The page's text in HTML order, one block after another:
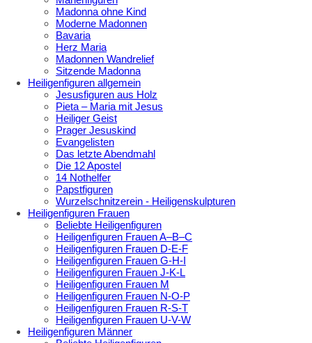
Madonna ohne Kind
Moderne Madonnen
Bavaria
Herz Maria
Madonnen Wandrelief
Sitzende Madonna
Heiligenfiguren allgemein
Jesusfiguren aus Holz
Pieta – Maria mit Jesus
Heiliger Geist
Prager Jesuskind
Evangelisten
Das letzte Abendmahl
Die 12 Apostel
14 Nothelfer
Papstfiguren
Wurzelschnitzerein - Heiligenskulpturen
Heiligenfiguren Frauen
Beliebte Heiligenfiguren
Heiligenfiguren Frauen A–B–C
Heiligenfiguren Frauen D-E-F
Heiligenfiguren Frauen G-H-I
Heiligenfiguren Frauen J-K-L
Heiligenfiguren Frauen M
Heiligenfiguren Frauen N-O-P
Heiligenfiguren Frauen R-S-T
Heiligenfiguren Frauen U-V-W
Heiligenfiguren Männer